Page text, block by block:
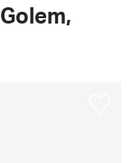
Golem,